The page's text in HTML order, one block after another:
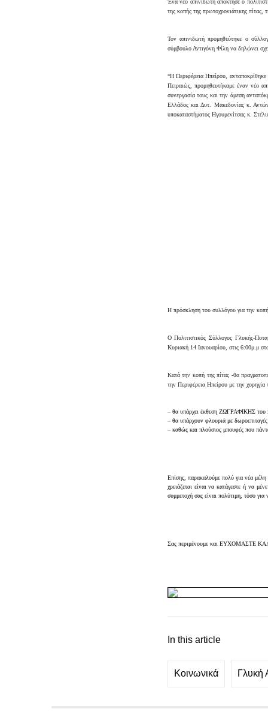
Ένα νέο απινιδωτή απόκτησε ο
της κοπής της πρωτοχρονιάτικης
Τον απινιδωτή προμηθεύτηκε ο
σύμβουλο Αντιγόνη Φίλη να δηλώνει
“H Περιφέρεια Ηπείρου,
Πειραιώς, προμηθευτήκαμε έναν νέο
συνεργασία τους και την άμεση
Ελλάδος και Δυτ. Μακεδονίας κ.
υποκαταστήματος Ηγουμενίτσας κ.
Η πρόσκληση του συλλόγου για την κοπή
Ο Πολιτιστικός Σύλλογος Γλυκής-
Κυριακή 14 Ιανουαρίου, στις 6:00μ.μ
Κατά την κοπή της πίτας -θα
την Περιφέρεια Ηπείρου με την χορηγία
– θα υπάρχει έκθεση ΖΩΓΡΑΦΙΚΗΣ του
– θα υπάρχουν φλουριά με
– καθώς και πλούσιος μπουφές που
Επίσης, παρακαλούμε πολύ για νέα
χρειάζεται είναι να κατάγεστε ή να
συμμετοχή σας είναι πολύτιμη, τόσο
Σας περιμένουμε και
In this article
Κοινωνικά Γλυκή